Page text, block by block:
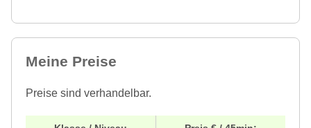
Meine Preise
Preise sind verhandelbar.